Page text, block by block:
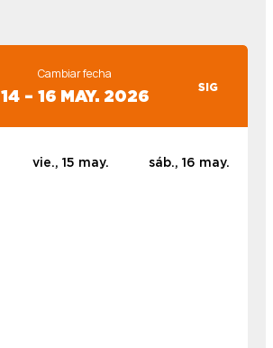
Cambiar fecha
14 – 16 MAY. 2026 SIG
vie., 15 may. sáb., 16 may.